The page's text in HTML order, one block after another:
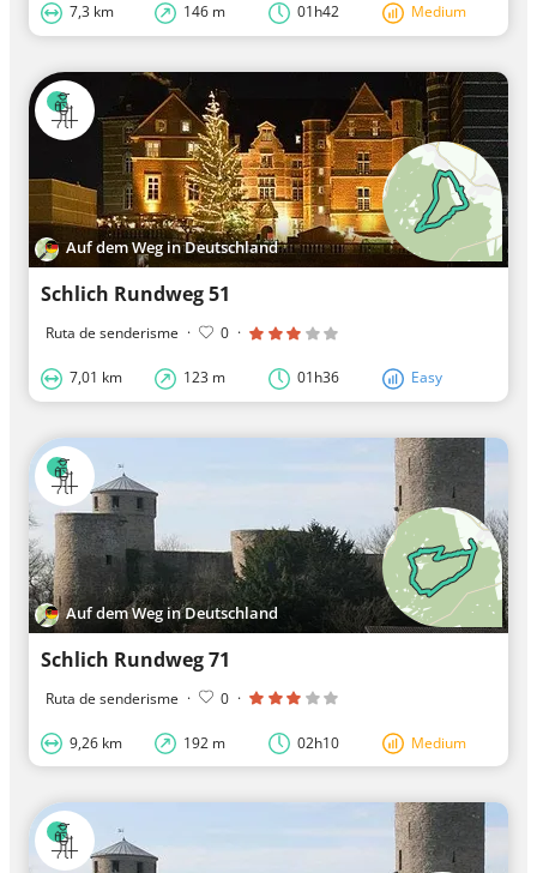
7,3 km 146 m 01h42 Medium
Auf dem Weg in Deutschland
Schlich Rundweg 51
Ruta de senderisme · 0 ·
7,01 km 123 m 01h36 Easy
Auf dem Weg in Deutschland
Schlich Rundweg 71
Ruta de senderisme · 0 ·
9,26 km 192 m 02h10 Medium